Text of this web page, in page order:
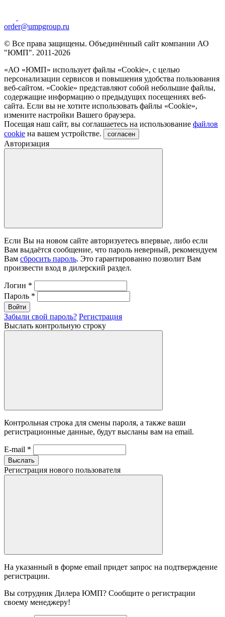
order@umpgroup.ru
© Все права защищены. Объединённый сайт компании АО
"ЮМП". 2011-2026
«АО «ЮМП» использует файлы «Сookie», с целью
персонализации сервисов и повышения удобства пользования
веб-сайтом. «Cookie» представляют собой небольшие файлы,
содержащие информацию о предыдущих посещениях веб-
сайта. Если вы не хотите использовать файлы «Сookie»,
измените настройки Вашего браузера.
Посещая наш сайт, вы соглашаетесь на использование файлов
cookie на вашем устройстве. согласен
Авторизация
Если Вы на новом сайте авторизуетесь впервые, либо если
Вам выдаётся сообщение, что пароль неверный, рекомендуем
Вам сбросить пароль. Это гарантированно позволит Вам
произвести вход в дилерский раздел.
Логин *
Пароль *
Войти
Забыли свой пароль? Регистрация
Выслать контрольную строку
Контрольная строка для смены пароля, а также ваши
регистрационные данные, будут высланы вам на email.
E-mail *
Выслать
Регистрация нового пользователя
На указанный в форме email придет запрос на подтверждение
регистрации.
Вы сотрудник Дилера ЮМП? Сообщите о регистрации
своему менеджеру!